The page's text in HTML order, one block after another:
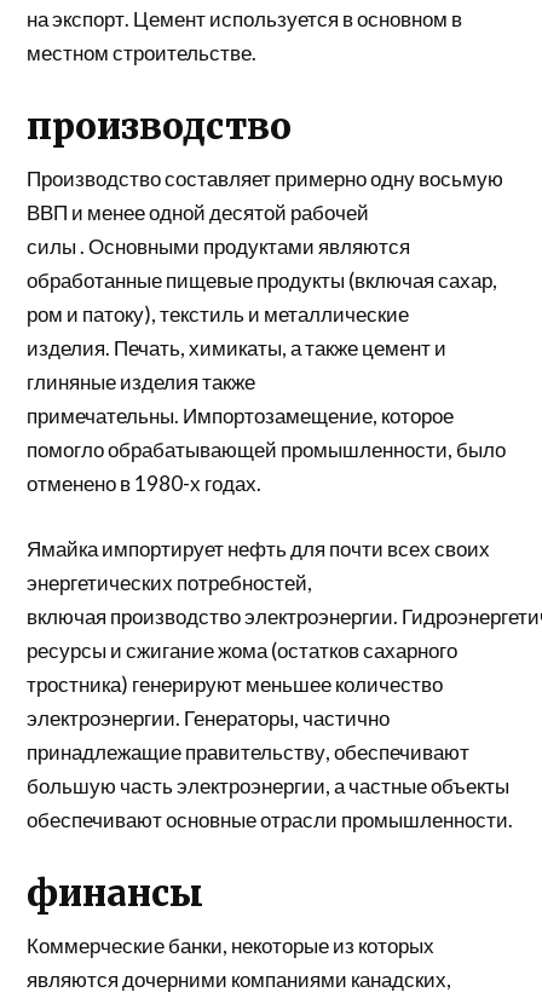
на экспорт. Цемент используется в основном в
местном строительстве.
производство
Производство составляет примерно одну восьмую
ВВП и менее одной десятой рабочей
силы. Основными продуктами являются
обработанные пищевые продукты (включая сахар,
ром и патоку), текстиль и металлические
изделия. Печать, химикаты, а также цемент и
глиняные изделия также
примечательны. Импортозамещение, которое
помогло обрабатывающей промышленности, было
отменено в 1980-х годах.
Ямайка импортирует нефть для почти всех своих
энергетических потребностей,
включая производствоэлектроэнергии.
ресурсы и сжигание жома (остатков сахарного
тростника) генерируют меньшее количество
электроэнергии. Генераторы, частично
принадлежащие правительству, обеспечивают
большую часть электроэнергии, а частные объекты
обеспечивают основные отрасли промышленности.
финансы
Коммерческие банки, некоторые из которых
являются дочерними компаниями канадских,